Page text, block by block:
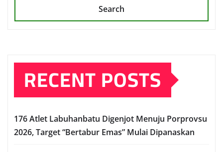
Search
RECENT POSTS
176 Atlet Labuhanbatu Digenjot Menuju Porprovsu
2026, Target “Bertabur Emas” Mulai Dipanaskan